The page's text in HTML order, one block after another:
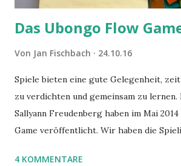
Das Ubongo Flow
Von Jan Fischbach 24.10.16
Spiele bieten eine gute Gelegenheit,
zu verdichten und gemeinsam zu lernen.
Sallyann Freudenberg haben im Mai
Game veröffentlicht. Wir haben die
4 KOMMENTARE